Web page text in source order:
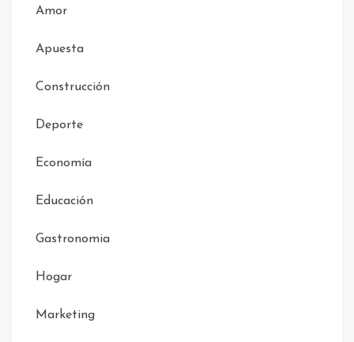
Amor
Apuesta
Construcción
Deporte
Economía
Educación
Gastronomia
Hogar
Marketing